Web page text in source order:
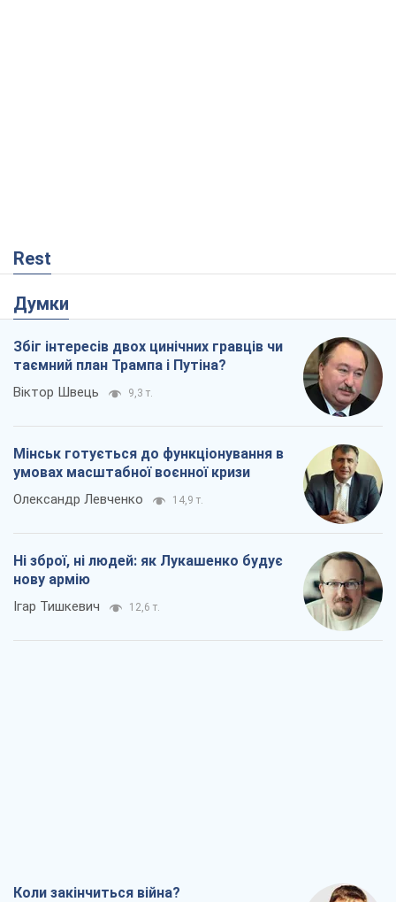
Rest
Думки
Збіг інтересів двох цинічних гравців чи
таємний план Трампа і Путіна?
Віктор Швець 9,3 т.
Мінськ готується до функціонування в
умовах масштабної воєнної кризи
Олександр Левченко 14,9 т.
Ні зброї, ні людей: як Лукашенко будує
нову армію
Ігар Тишкевич 12,6 т.
Коли закінчиться війна?